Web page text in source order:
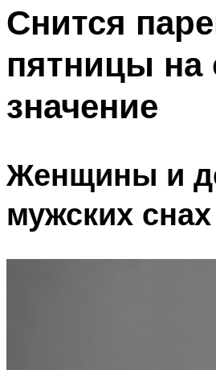
Снится
пятницы на
значение
Женщины и
мужских снах